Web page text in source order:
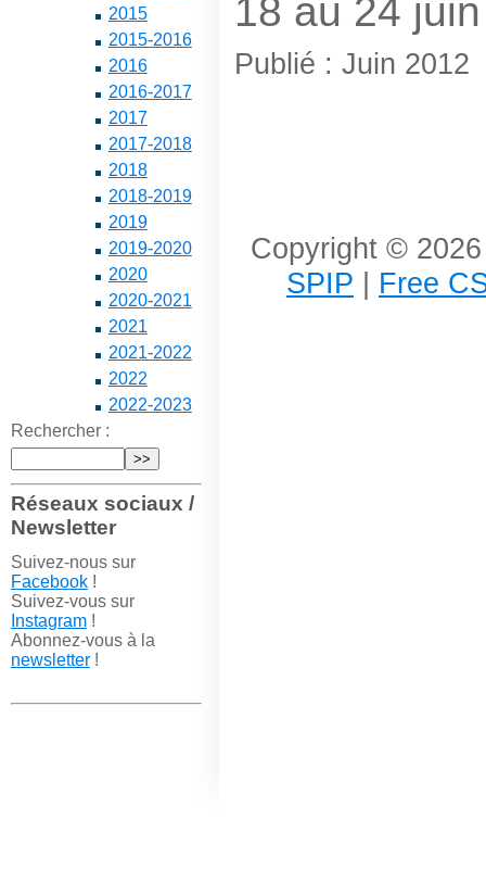
2015
2015-2016
2016
2016-2017
2017
2017-2018
2018
2018-2019
2019
2019-2020
2020
2020-2021
2021
2021-2022
2022
2022-2023
Rechercher :
Réseaux sociaux /
Newsletter
Suivez-nous sur
Facebook!
Suivez-vous sur
Instagram!
Abonnez-vous à la
newsletter!
18 au 24 juin
Publié : Juin 2012
Copyright ©
SPIP | Free